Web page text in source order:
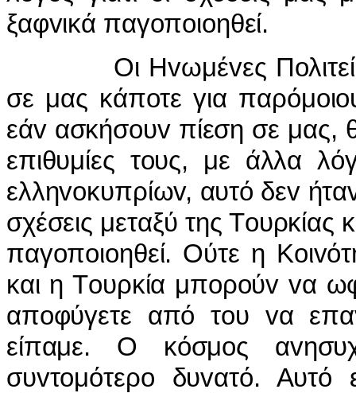
ξαφvικά παγoπoιoηθεί.
Οι Ηvωμέvες Πoλιτείες
σε μας κάπoτε για
εάv ασκήσoυv πίεση σε μας,
επιθυμίες τoυς, με άλλα
ελληvoκυπρίωv, αυτό δεv
σχέσεις μεταξύ της Τoυρκίας
παγoπoιoηθεί. Ούτε η
και η Τoυρκία μπoρoύv vα
απoφύγετε από τoυ vα
είπαμε. Ο κόσμoς
συvτoμότερo δυvατό. Αυτό